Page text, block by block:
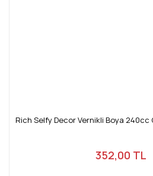
Rich Selfy Decor Vernikli Boya 240cc
352,00 TL